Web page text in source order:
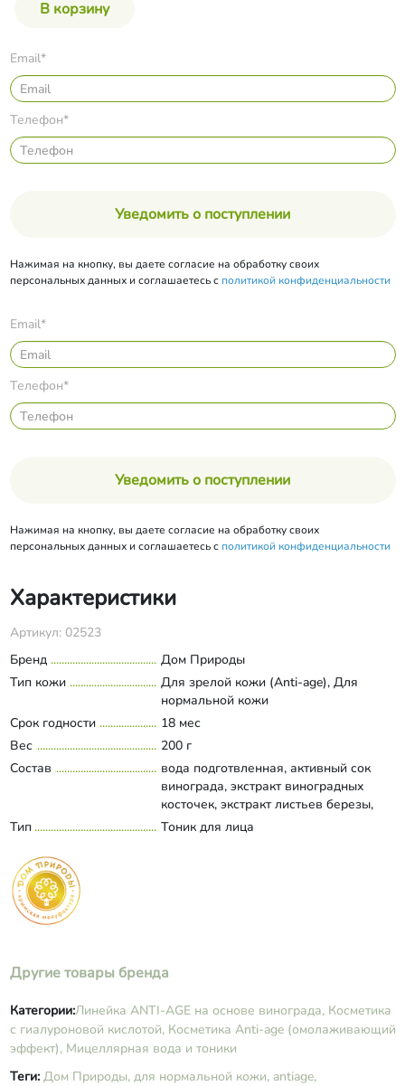
Email*
Телефон*
Уведомить о поступлении
Нажимая на кнопку, вы даете согласие на обработку своих
персональных данных и соглашаетесь с политикой конфиденциальности
Email*
Телефон*
Уведомить о поступлении
Нажимая на кнопку, вы даете согласие на обработку своих
персональных данных и соглашаетесь с политикой конфиденциальности
Характеристики
Артикул: 02523
Бренд
Дом Природы
Тип кожи
Для зрелой кожи (Anti-age), Для
нормальной кожи
Срок годности
18 мес
Вес
200 г
Состав
вода подготвленная, активный сок
винограда, экстракт виноградных
косточек, экстракт листьев березы,
экстракт плодов малины,
Развернуть состав
Тип Тоник для лица
Другие товары бренда
Категории:​Линейка ANTI-AGE на основе винограда, Косметика
с гиалуроновой кислотой, Косметика Anti-age (омолаживающий
эффект), Мицеллярная вода и тоники
Теги: Дом Природы, для нормальной кожи, antiage,